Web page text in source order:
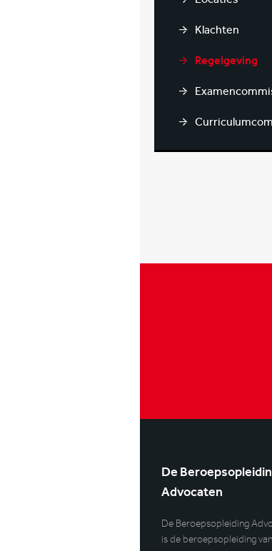
Klachten
Regelgeving
De
Advocaten
De Beroepsopleiding
is de beroepsopleiding